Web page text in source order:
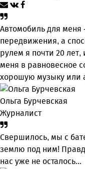
Автомобиль для меня
передвижения, а
рулем я почти 20
меня в равновесное
хорошую музыку или
Ольга Бурчевская
Журналист
Свершилось, мы с
землю под ним!
нас уже не осталось…